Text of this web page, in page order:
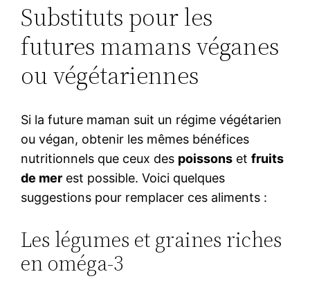
Substituts pour les
futures mamans véganes
ou végétariennes
Si la future maman suit un régime végétarien
ou végan, obtenir les mêmes bénéfices
nutritionnels que ceux des poissons etfruits
de mer est possible. Voici quelques
suggestions pour remplacer ces aliments :
Les légumes et graines riches
en oméga-3